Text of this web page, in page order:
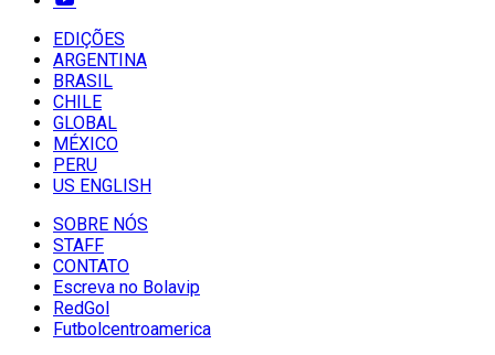
EDIÇÕES
ARGENTINA
BRASIL
CHILE
GLOBAL
MÉXICO
PERU
US ENGLISH
SOBRE NÓS
STAFF
CONTATO
Escreva no Bolavip
RedGol
Futbolcentroamerica